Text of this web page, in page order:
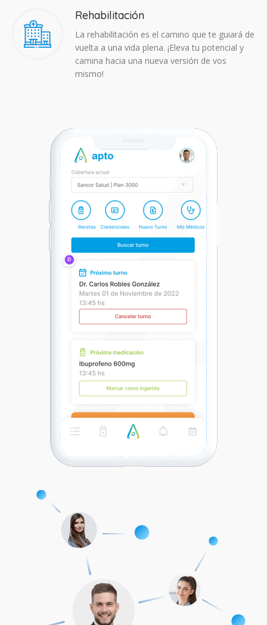
Rehabilitación
La rehabilitación es el camino que te guiará de
vuelta a una vida plena. ¡Eleva tu potencial y
camina hacia una nueva versión de vos
mismo!